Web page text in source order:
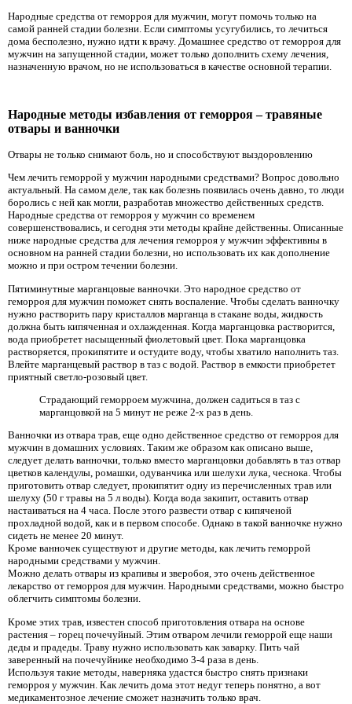
Народные средства от геморроя для мужчин, могут помочь только на
самой ранней стадии болезни. Если симптомы усугубились, то лечиться
дома бесполезно, нужно идти к врачу. Домашнее средство от геморроя для
мужчин на запущенной стадии, может только дополнить схему лечения,
назначенную врачом, но не использоваться в качестве основной терапии.
Народные методы избавления от геморроя – травяные
отвары и ванночки
Отвары не только снимают боль, но и способствуют выздоровлению
Чем лечить геморрой у мужчин народными средствами? Вопрос довольно
актуальный. На самом деле, так как болезнь появилась очень давно, то люди
боролись с ней как могли, разработав множество действенных средств.
Народные средства от геморроя у мужчин со временем
совершенствовались, и сегодня эти методы крайне действенны. Описанные
ниже народные средства для лечения геморроя у мужчин эффективны в
основном на ранней стадии болезни, но использовать их как дополнение
можно и при остром течении болезни.
Пятиминутные марганцовые ванночки. Это народное средство от
геморроя для мужчин поможет снять воспаление. Чтобы сделать ванночку
нужно растворить пару кристаллов марганца в стакане воды, жидкость
должна быть кипяченная и охлажденная. Когда марганцовка растворится,
вода приобретет насыщенный фиолетовый цвет. Пока марганцовка
растворяется, прокипятите и остудите воду, чтобы хватило наполнить таз.
Влейте марганцевый раствор в таз с водой. Раствор в емкости приобретет
приятный светло-розовый цвет.
Страдающий геморроем мужчина, должен садиться в таз с
марганцовкой на 5 минут не реже 2-х раз в день.
Ванночки из отвара трав, еще одно действенное средство от геморроя для
мужчин в домашних условиях. Таким же образом как описано выше,
следует делать ванночки, только вместо марганцовки добавлять в таз отвар
цветков календулы, ромашки, одуванчика или шелухи лука, чеснока. Чтобы
приготовить отвар следует, прокипятит одну из перечисленных трав или
шелуху (50 г травы на 5 л воды). Когда вода закипит, оставить отвар
настаиваться на 4 часа. После этого развести отвар с кипяченой
прохладной водой, как и в первом способе. Однако в такой ванночке нужно
сидеть не менее 20 минут.
Кроме ванночек существуют и другие методы, как лечить геморрой
народными средствами у мужчин.
Можно делать отвары из крапивы и зверобоя, это очень действенное
лекарство от геморроя для мужчин. Народными средствами, можно быстро
облегчить симптомы болезни.
Кроме этих трав, известен способ приготовления отвара на основе
растения – горец почечуйный. Этим отваром лечили геморрой еще наши
деды и прадеды. Траву нужно использовать как заварку. Пить чай
заверенный на почечуйнике необходимо 3-4 раза в день.
Используя такие методы, наверняка удастся быстро снять признаки
геморроя у мужчин. Как лечить дома этот недуг теперь понятно, а вот
медикаментозное лечение сможет назначить только врач.